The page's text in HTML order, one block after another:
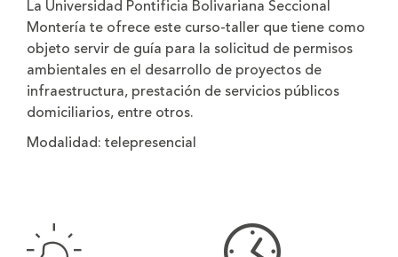
La Universidad Pontificia Bolivariana Seccional
Montería te ofrece este curso-taller que tiene como
objeto servir de guía para la solicitud de permisos
ambientales en el desarrollo de proyectos de
infraestructura, prestación de servicios públicos
domiciliarios, entre otros.
Modalidad: telepresencial